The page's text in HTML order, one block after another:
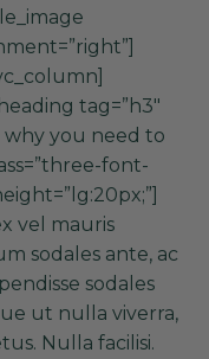
tag=”h3″
why you need to
font-
vel mauris
sodales ante, ac
sodales
ut nulla viverra,
Nulla facilisi.